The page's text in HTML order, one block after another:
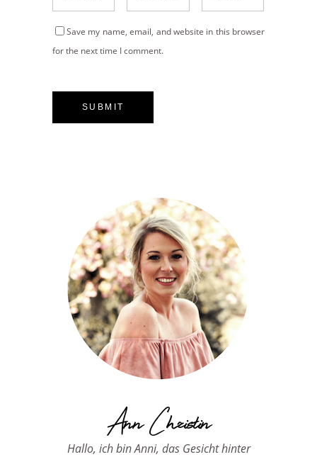
Save my name, email, and website in this browser
for the next time I comment.
Ann Christin
Hallo, ich bin Anni, das Gesicht hinter